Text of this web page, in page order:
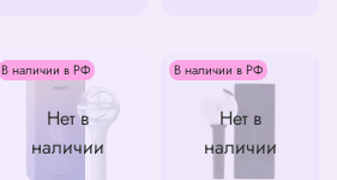
Нет в
наличии
В наличии в РФ
Нет в
наличии
В наличии в РФ